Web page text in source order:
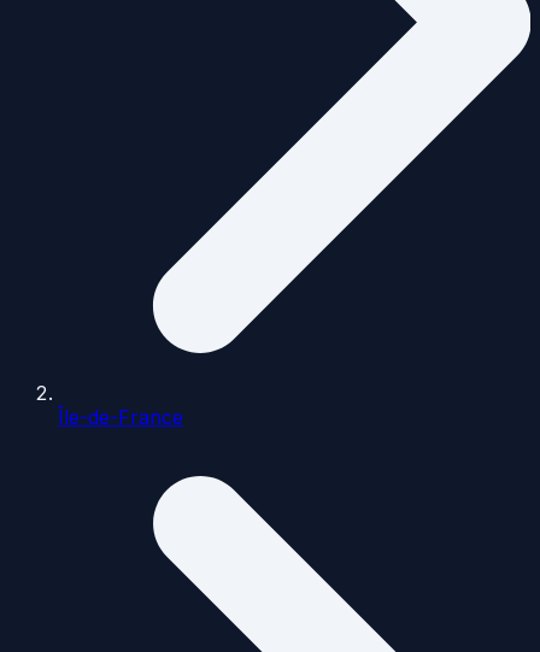
Île-de-France